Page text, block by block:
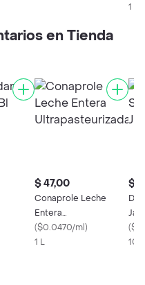
1 Kg
en Tienda
$ 47,00
Conaprole Leche
Entera
Ultrapasteurizada
($0.0470/ml)
1 L
$
(